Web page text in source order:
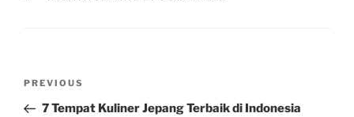
Previous
Post
PREVIOUS
7 Tempat Kuliner Jepang Terbaik di Indonesia